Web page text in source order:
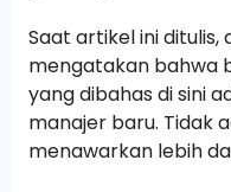
Saat artikel ini ditulis,
mengatakan bahwa
yang dibahas di sini
manajer baru. Tidak
menawarkan lebih